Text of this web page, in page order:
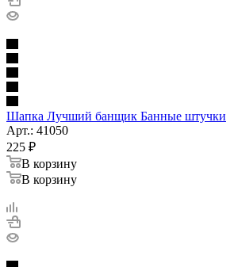
Шапка Лучший банщик Банные штучки
Арт.: 41050
225 ₽
В корзину
В корзину